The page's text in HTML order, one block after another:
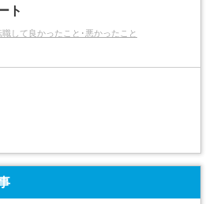
ト
して良かったこと･悪かったこと